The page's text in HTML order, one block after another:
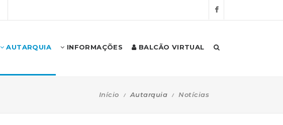
AUTARQUIA INFORMAÇÕES BALCÃO VIRTUAL
Início Autarquia Notícias